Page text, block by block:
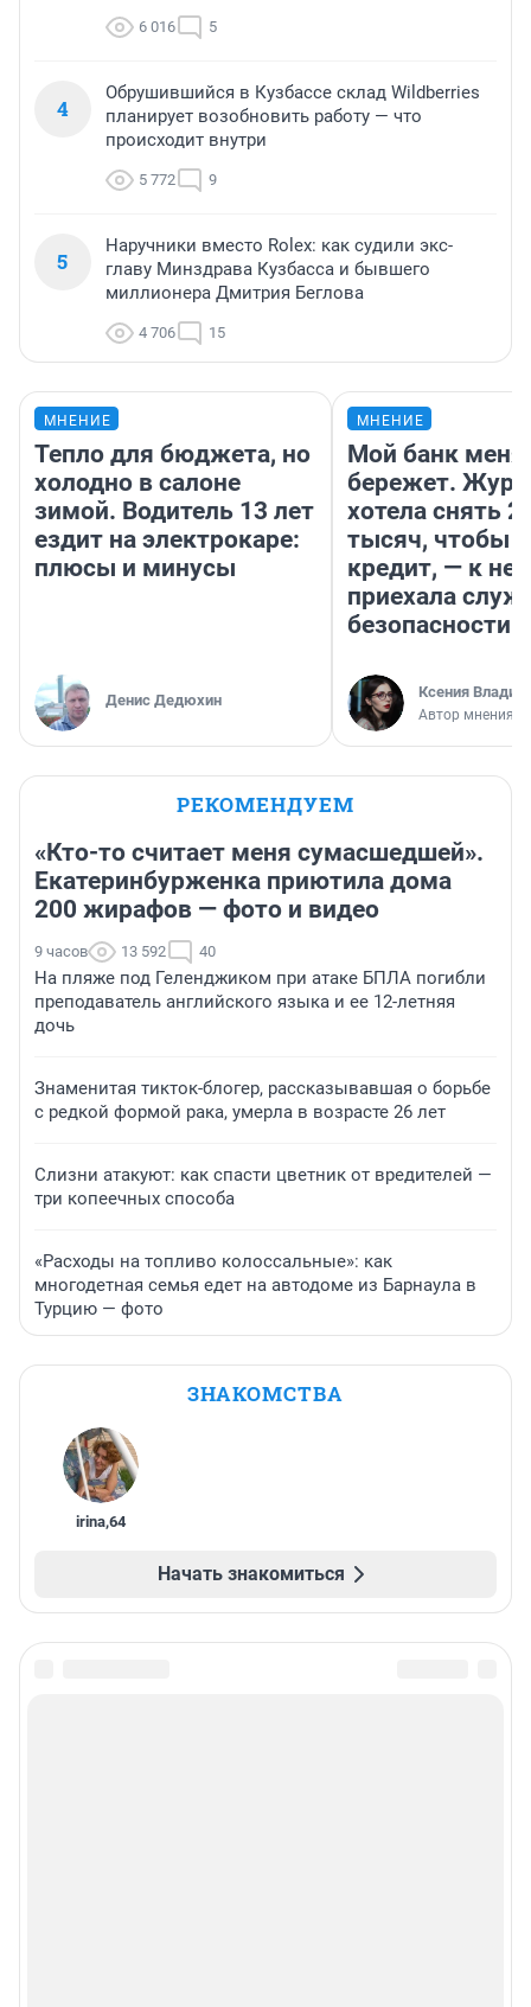
6 016 5
4
Обрушившийся в Кузбассе склад Wildberries
планирует возобновить работу — что
происходит внутри
5 772 9
5
Наручники вместо Rolex: как судили экс-
главу Минздрава Кузбасса и бывшего
миллионера Дмитрия Беглова
4 706 15
МНЕНИЕ
Тепло для бюджета, но
холодно в салоне
зимой. Водитель 13 лет
ездит на электрокаре:
плюсы и минусы
Денис Дедюхин
МНЕНИЕ
Мой банк меня
бережет.
хотела снять
тысяч, чтобы
кредит, — к
приехала
безопасности
Ксения
Автор мнения
РЕКОМЕНДУЕМ
«Кто-то считает меня сумасшедшей».
Екатеринбурженка приютила дома
200 жирафов — фото и видео
9 часов 13 592 40
На пляже под Геленджиком при атаке БПЛА погибли
преподаватель английского языка и ее 12-летняя
дочь
Знаменитая тикток-блогер, рассказывавшая о борьбе
с редкой формой рака, умерла в возрасте 26 лет
Слизни атакуют: как спасти цветник от вредителей —
три копеечных способа
«Расходы на топливо колоссальные»: как
многодетная семья едет на автодоме из Барнаула в
Турцию — фото
ЗНАКОМСТВА
irina,64
Начать знакомиться